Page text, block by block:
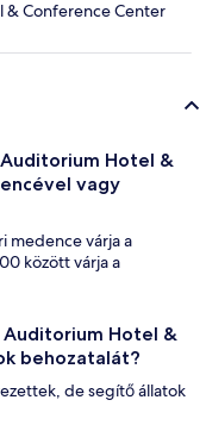
Conference Center
Hotel &
vagy
medence várja a
között várja a
Hotel &
behozatalát?
de segítő állatok